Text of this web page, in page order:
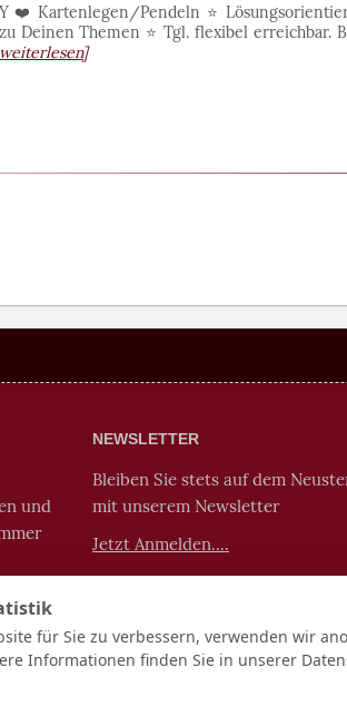
Y ❤️ Kartenlegen/Pendeln ⭐️
zu Deinen Themen ⭐️ Tgl. flexibel erreichbar.
weiterlesen]
und
NEWSLETTER
Bleiben Sie stets auf dem
mit unserem Newsletter
Jetzt Anmelden....
für Sie zu verbessern, verwenden wir
Informationen finden Sie in unserer